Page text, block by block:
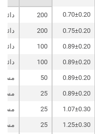
0.70±0.20
200
0.75±0.20
200
0.89±0.20
100
0.89±0.20
100
0.89±0.20
50
0.89±0.20
25
1.07±0.30
25
1.25±0.30
25